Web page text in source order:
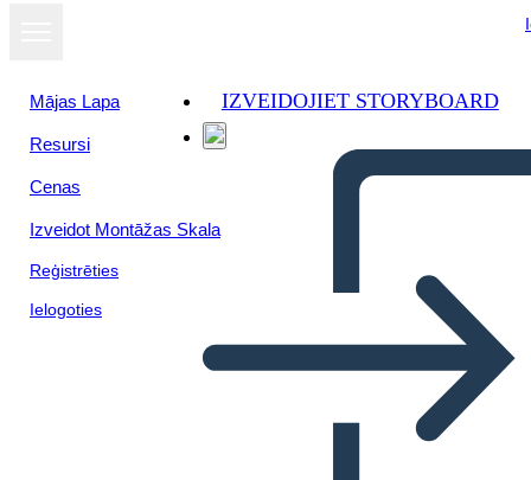
Mājas Lapa
Resursi
Cenas
Izveidot Montāžas Skala
Reģistrēties
Ielogoties
IZVEIDOJIET STORYBOARD